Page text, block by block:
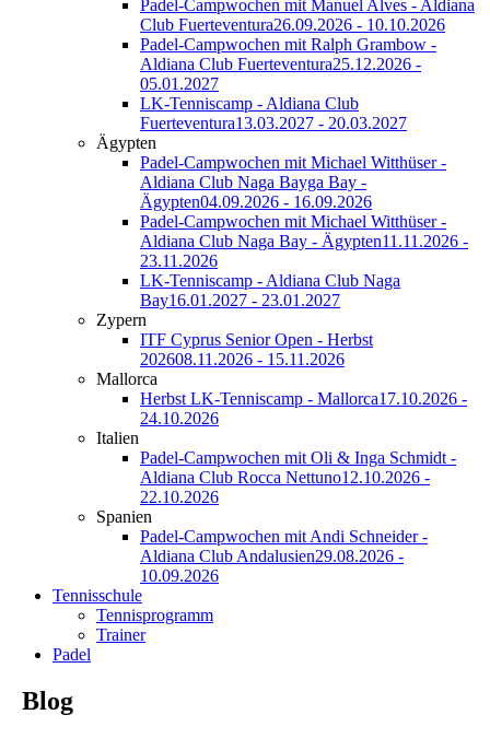
Padel-Campwochen mit Manuel Alves - Aldiana
Club Fuerteventura26.09.2026 - 10.10.2026
Padel-Campwochen mit Ralph Grambow -
Aldiana Club Fuerteventura25.12.2026 -
05.01.2027
LK-Tenniscamp - Aldiana Club
Fuerteventura13.03.2027 - 20.03.2027
Ägypten
Padel-Campwochen mit Michael Witthüser -
Aldiana Club Naga Bayga Bay -
Ägypten04.09.2026 - 16.09.2026
Padel-Campwochen mit Michael Witthüser -
Aldiana Club Naga Bay - Ägypten11.11.2026 -
23.11.2026
LK-Tenniscamp - Aldiana Club Naga
Bay16.01.2027 - 23.01.2027
Zypern
ITF Cyprus Senior Open - Herbst
202608.11.2026 - 15.11.2026
Mallorca
Herbst LK-Tenniscamp - Mallorca17.10.2026 -
24.10.2026
Italien
Padel-Campwochen mit Oli & Inga Schmidt -
Aldiana Club Rocca Nettuno12.10.2026 -
22.10.2026
Spanien
Padel-Campwochen mit Andi Schneider -
Aldiana Club Andalusien29.08.2026 -
10.09.2026
Tennisschule
Tennisprogramm
Trainer
Padel
Blog